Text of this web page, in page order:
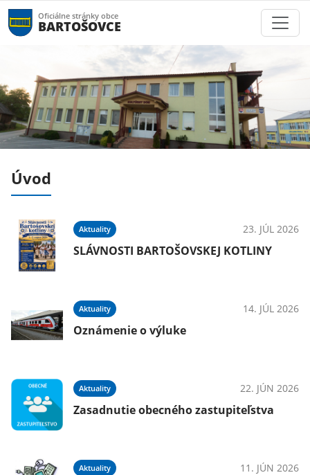
Oficiálne stránky obce
BARTOŠOVCE
Úvod
Aktuality 23. JÚL 2026
SLÁVNOSTI BARTOŠOVSKEJ KOTLINY
Aktuality 14. JÚL 2026
Oznámenie o výluke
Aktuality 22. JÚN 2026
Zasadnutie obecného zastupiteľstva
Aktuality 11. JÚN 2026